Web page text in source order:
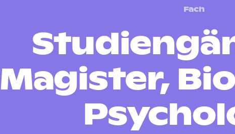
Fach
Magister,